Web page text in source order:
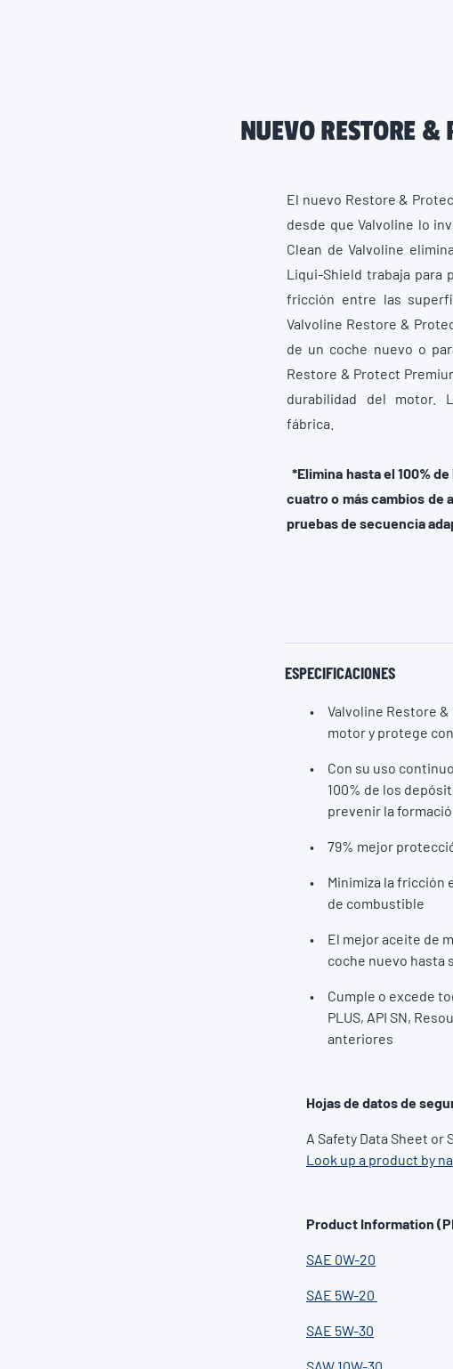
NUEVO RESTORE &
El nuevo Restore &
desde que Valvoline lo
Clean de Valvoline
Liqui-Shield trabaja para
fricción entre las
Valvoline Restore &
de un coche nuevo o
Restore & Protect
durabilidad del motor.
fábrica.
*Elimina hasta el 100%
cuatro o más cambios de
pruebas de secuencia
ESPECIFICACIONES
Valvoline Restore
motor y protege
Con su uso
100% de los
prevenir la
79% mejor
Minimiza la fricción
de combustible
El mejor aceite de
coche nuevo hasta
Cumple o excede
PLUS, API SN,
anteriores
Hojas de datos de
A Safety Data Sheet
Look up a product by
Product Information
SAE 0W-20
SAE 5W-20
SAE 5W-30